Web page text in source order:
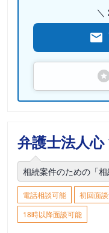
弁護士法人
相続案件のための「
電話相談可能 初回面
18時以降面談可能